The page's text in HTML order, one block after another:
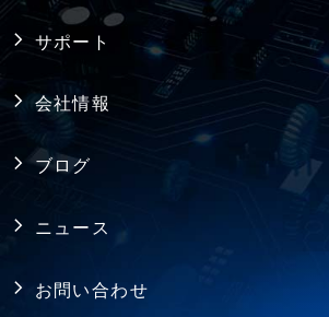
産業用マザーボード
コンピュータ・オン・モジュ
シングルボードコンピュータ
バックプレーン
リテール・物流
メディカル
ファクトリーオートメーション
サポート
修理依頼、技術的なお問い合
会社情報
採用情報
ブログ
ニュース
お問い合わせ